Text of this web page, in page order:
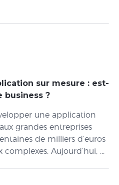
sur mesure : est-
business ?
une application
grandes entreprises
de milliers d’euros
Aujourd’hui, ...